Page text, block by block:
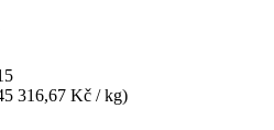
316,67 Kč / kg)